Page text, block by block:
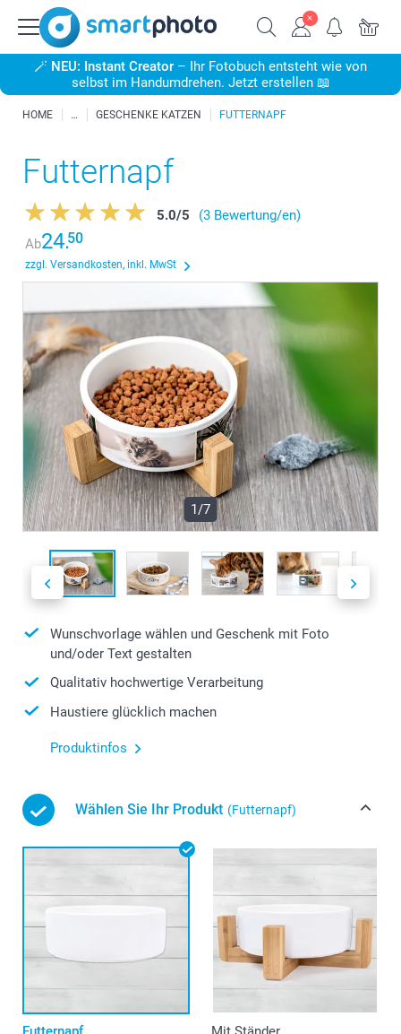
🪄 NEU: Instant Creator – Ihr Fotobuch entsteht wie von
selbst im Handumdrehen. Jetzt erstellen 📖
HOME GESCHENKE KATZEN FUTTERNAPF
Futternapf
5.0/5
(3 Bewertung/en)
Ab24.50
zzgl. Versandkosten, inkl. MwSt
1/7
Wunschvorlage wählen und Geschenk mit Foto
und/oder Text gestalten
Qualitativ hochwertige Verarbeitung
Haustiere glücklich machen
Produktinfos
Wählen Sie Ihr Produkt (Futternapf)